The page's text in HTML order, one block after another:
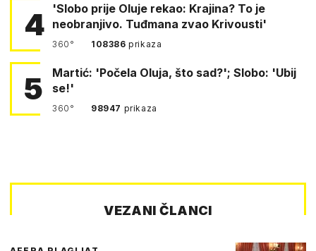
4
'Slobo prije Oluje rekao: Krajina? To je
neobranjivo. Tuđmana zvao Krivousti'
360° 108386prikaza
5
Martić: 'Počela Oluja, što sad?'; Slobo: 'Ubij
se!'
360° 98947 prikaza
VEZANI ČLANCI